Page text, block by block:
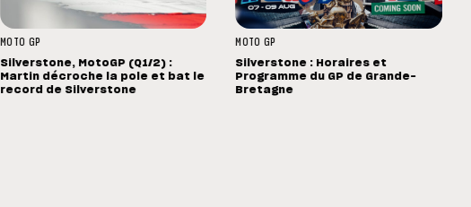
MOTO GP
Silverstone, MotoGP (Q1/2) :
Martin décroche la pole et bat le
record de Silverstone
MOTO GP
Silverstone : Horaires et
Programme du GP de Grande-
Bretagne